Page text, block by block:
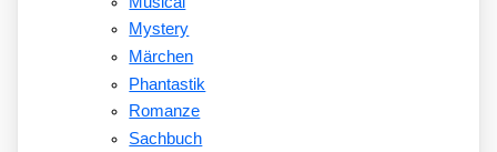
Mystery
Märchen
Phantastik
Romanze
Sachbuch